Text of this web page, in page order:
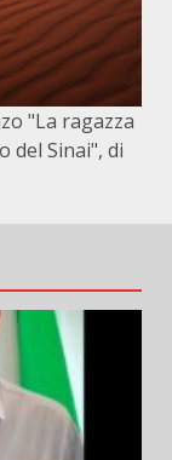
"La ragazza
del Sinai", di